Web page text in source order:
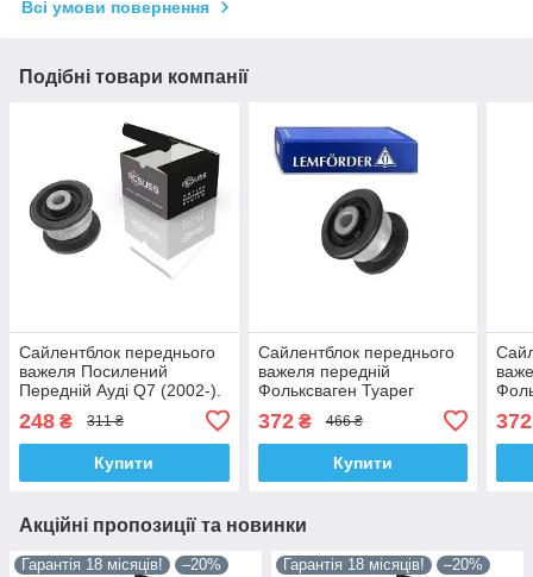
Всі умови повернення
Подібні товари компанії
Сайлентблок переднього
важеля Посилений
Передній Ауді Q7 (2002-).
Верхній. Корея ACSUSS!
35033 , FE31344 ,
VKDS331036
248 ₴ 311 ₴
Купити
Сайлентблок переднього
важеля передній
Фольксваген Туарег
LEMFORDER. 35033 ,
FE31344 , VKDS331036
372₴ 466 ₴
Купити
372
Акційні пропозиції та новинки
Гарантія 18 місяців!
–20%
Гарантія 18 місяців!
–20%